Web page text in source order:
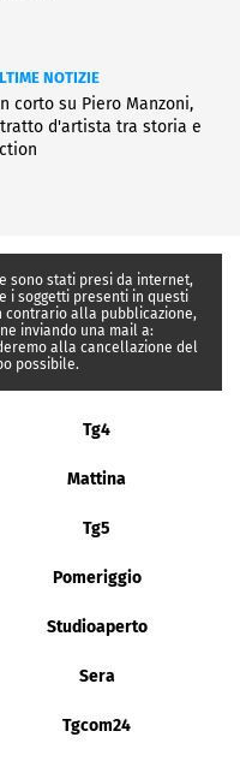
NOTIZIE
corto su Piero Manzoni,
d'artista tra storia e
sono stati presi da internet,
i soggetti presenti in questi
contrario alla pubblicazione,
inviando una mail a:
alla cancellazione del
possibile.
Tg4
Mattina
Tg5
Pomeriggio
Studioaperto
Sera
Tgcom24